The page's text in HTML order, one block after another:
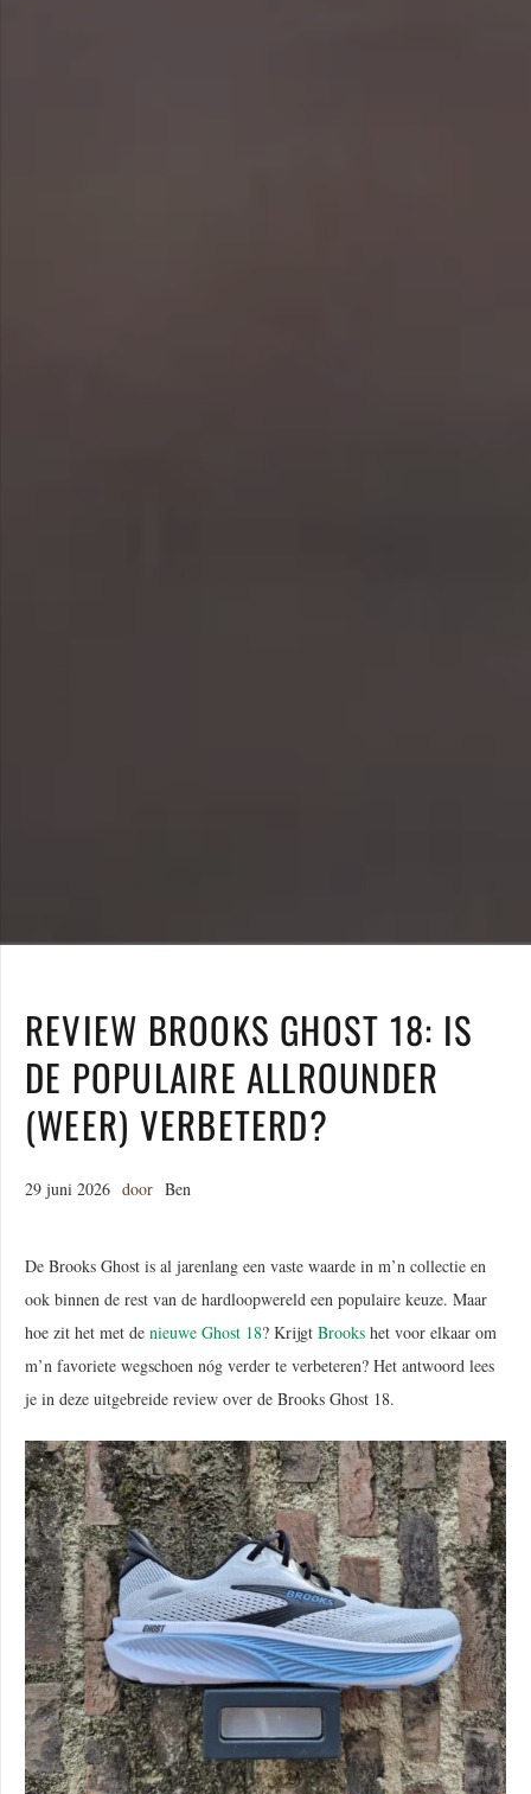
REVIEW BROOKS GHOST 18: IS
DE POPULAIRE ALLROUNDER
(WEER) VERBETERD?
29 juni 2026 door Ben
De Brooks Ghost is al jarenlang een vaste waarde in m’n collectie en
ook binnen de rest van de hardloopwereld een populaire keuze. Maar
hoe zit het met de nieuwe Ghost 18? Krijgt Brooks het voor elkaar om
m’n favoriete wegschoen nóg verder te verbeteren? Het antwoord lees
je in deze uitgebreide review over de Brooks Ghost 18.